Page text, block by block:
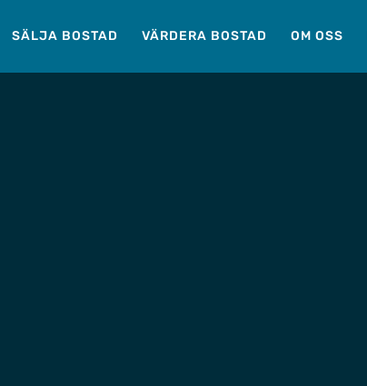
SÄLJA BOSTAD VÄRDERA BOSTAD OM OSS